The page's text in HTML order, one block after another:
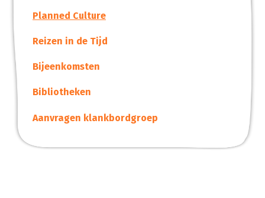
Planned Culture
Reizen in de Tijd
Bijeenkomsten
Bibliotheken
Aanvragen klankbordgroep